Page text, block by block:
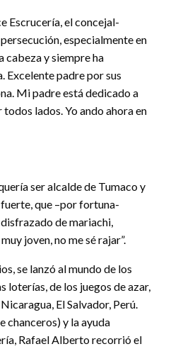
Escrucería, el concejal-
especialmente en
cabeza y siempre ha
Excelente padre por sus
Mi padre está dedicado a
lados. Yo ando ahora en
ser alcalde de Tumaco y
que –por fortuna-
de mariachi,
joven, no me sé rajar”.
se lanzó al mundo de los
loterías, de los juegos de azar,
El Salvador, Perú.
chanceros) y la ayuda
Rafael Alberto recorrió el